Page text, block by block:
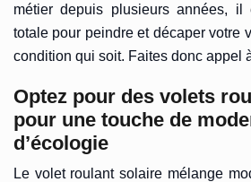
métier depuis plusieurs années,
totale pour peindre et décaper votre
condition qui soit. Faites donc appel
Optez pour des volets
pour une touche de
d’écologie
Le volet roulant solaire mélange